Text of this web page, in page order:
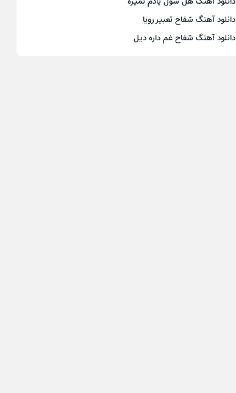
دانلود آهنگ شفاح تعبیر رویا
دانلود آهنگ شفاح غم داره دیل